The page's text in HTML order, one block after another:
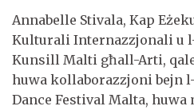
Annabelle Stivala, Kap
Kulturali Internazzjonali u
Kunsill Malti għall-Arti,
huwa kollaborazzjoni bejn
Dance Festival Malta,